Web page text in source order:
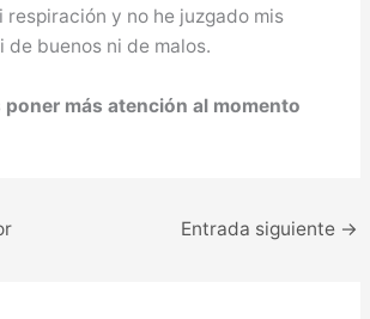
respiración y no he juzgado mis
de buenos ni de malos.
más atención al momento
Entrada siguiente →